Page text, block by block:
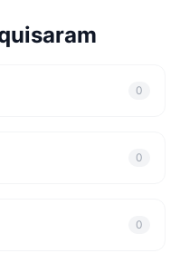
0
0
0